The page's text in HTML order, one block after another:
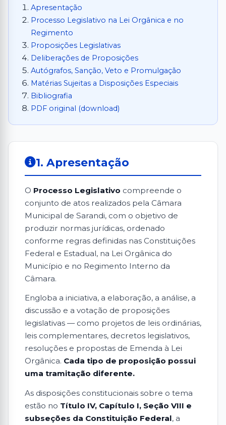
Apresentação
Processo Legislativo na Lei Orgânica e no
Regimento
Proposições Legislativas
Deliberações de Proposições
Autógrafos, Sanção, Veto e Promulgação
Matérias Sujeitas a Disposições Especiais
Bibliografia
PDF original (download)
1. Apresentação
O Processo Legislativo compreende o
conjunto de atos realizados pela Câmara
Municipal de Sarandi, com o objetivo de
produzir normas jurídicas, ordenado
conforme regras definidas nas Constituições
Federal e Estadual, na Lei Orgânica do
Município e no Regimento Interno da
Câmara.
Engloba a iniciativa, a elaboração, a análise, a
discussão e a votação de proposições
legislativas — como projetos de leis ordinárias,
leis complementares, decretos legislativos,
resoluções e propostas de Emenda à Lei
Orgânica. Cada tipo de proposição possui
uma tramitação diferente.
As disposições constitucionais sobre o tema
estão no Título IV, Capítulo I, Seção VIII e
subseções da Constituição Federal, a